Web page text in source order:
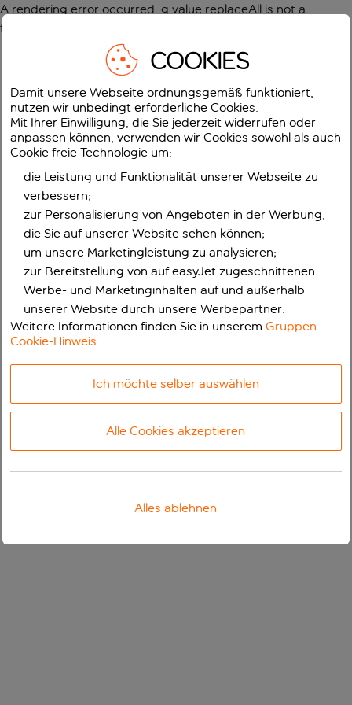
A rendering error occurred: g.value.replaceAll is not a
function
COOKIES
Damit unsere Webseite ordnungsgemäß funktioniert,
nutzen wir unbedingt erforderliche Cookies.
Mit Ihrer Einwilligung, die Sie jederzeit widerrufen oder
anpassen können, verwenden wir Cookies sowohl als auch
Cookie freie Technologie um:
die Leistung und Funktionalität unserer Webseite zu
verbessern;
zur Personalisierung von Angeboten in der Werbung,
die Sie auf unserer Website sehen können;
um unsere Marketingleistung zu analysieren;
zur Bereitstellung von auf easyJet zugeschnittenen
Werbe- und Marketinginhalten auf und außerhalb
unserer Website durch unsere Werbepartner.
Weitere Informationen finden Sie in unseremGruppen
Cookie-Hinweis.
Ich möchte selber auswählen
Alle Cookies akzeptieren
Alles ablehnen